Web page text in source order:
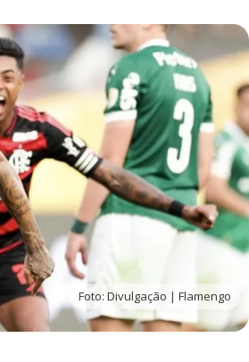
Foto: Divulgação | Flamengo